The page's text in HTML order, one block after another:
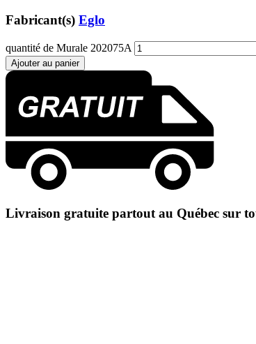
Fabricant(s) Eglo
quantité de Murale 202075A
Ajouter au panier
Livraison gratuite partout au Québec sur